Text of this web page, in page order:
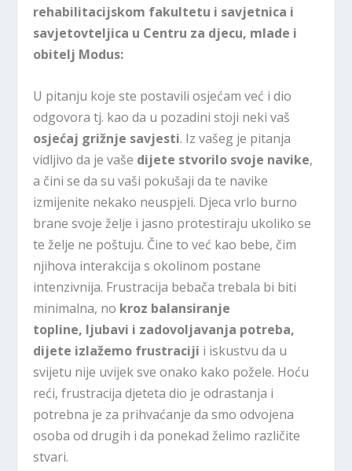
rehabilitacijskom fakultetu i savjetnica i
savjetovteljica u Centru za djecu, mlade i
obitelj Modus:
U pitanju koje ste postavili osjećam već i dio
odgovora tj. kao da u pozadini stoji neki vaš
osjećaj grižnje savjesti. Iz vašeg je pitanja
vidljivo da je vaše dijete stvorilo svoje navike,
a čini se da su vaši pokušaji da te navike
izmijenite nekako neuspjeli. Djeca vrlo burno
brane svoje želje i jasno protestiraju ukoliko se
te želje ne poštuju. Čine to već kao bebe, čim
njihova interakcija s okolinom postane
intenzivnija. Frustracija bebača trebala bi biti
minimalna, no kroz balansiranje
topline, ljubavi i zadovoljavanja potreba,
dijete izlažemo frustraciji i iskustvu da u
svijetu nije uvijek sve onako kako požele. Hoću
reći, frustracija djeteta dio je odrastanja i
potrebna je za prihvaćanje da smo odvojena
osoba od drugih i da ponekad želimo različite
stvari.